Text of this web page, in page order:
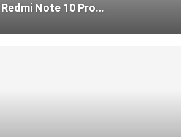
Redmi Note 10 Pro…